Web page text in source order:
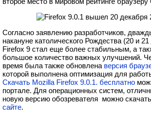
Согласно заявлению разработчиков,
накануне католического Рождества (20 и
Firefox 9 стал еще более стабильным, а
большое количество важных улучшений.
время была также обновлена версия
которой выполнена оптимизация для
Скачать Mozilla Firefox 9.0.1. бесплатно
портале. Для операционных систем,
новую версию обозревателя можно скачать
сайте.